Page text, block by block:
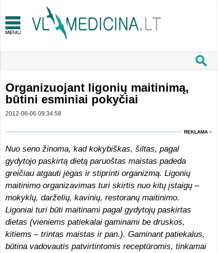
Organizuojant ligonių maitinimą,
būtini esminiai pokyčiai
2012-06-06 09:34:58
REKLAMA
Nuo seno žinoma, kad kokybiškas, šiltas, pagal
gydytojo paskirtą dietą paruoštas maistas padeda
greičiau atgauti jėgas ir stiprinti organizmą. Ligonių
maitinimo organizavimas turi skirtis nuo kitų įstaigų –
mokyklų, darželių, kavinių, restoranų maitinimo.
Ligoniai turi būti maitinami pagal gydytojų paskirtas
dietas (vieniems patiekalai gaminami be druskos,
kitiems – trintas maistas ir pan.). Gaminant patiekalus,
būtina vadovautis patvirtintomis receptūromis, tinkamai